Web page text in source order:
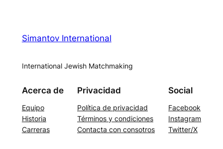
Simantov International
International Jewish Matchmaking
Acerca de
Equipo
Historia
Carreras
Privacidad
Política de privacidad
Términos y condiciones
Contacta con consotros
Social
Facebook
Instagram
Twitter/X